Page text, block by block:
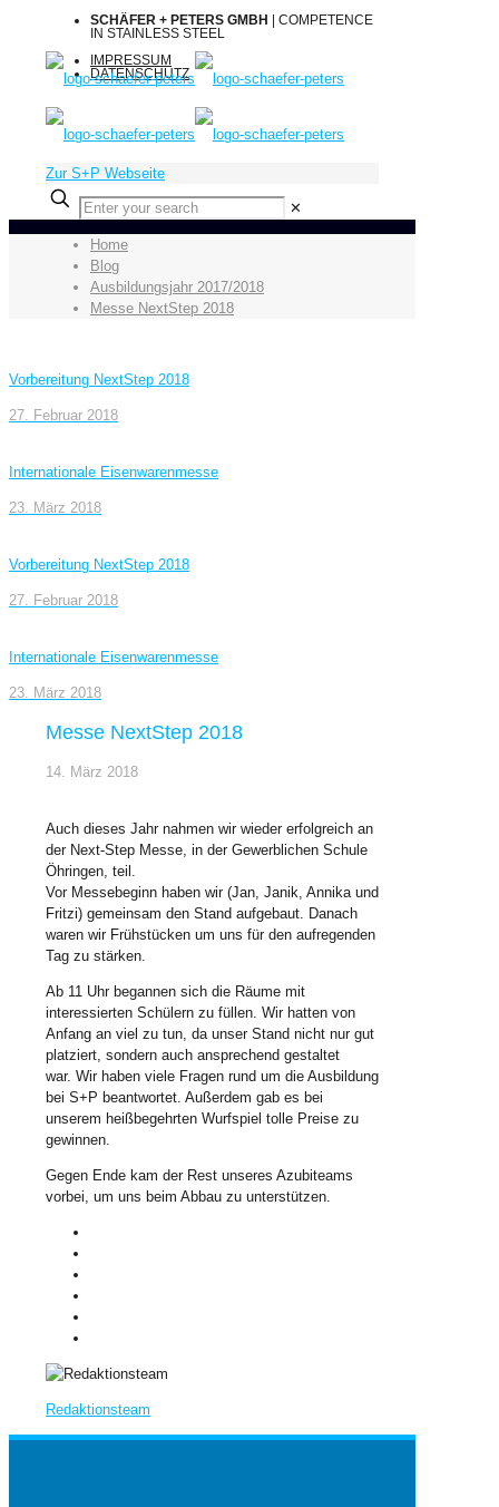
SCHÄFER + PETERS GMBH
| COMPETENCE
IN STAINLESS STEEL
IMPRESSUM
DATENSCHUTZ
Zur S+P Webseite
✕
Home
Blog
Ausbildungsjahr 2017/2018
Messe NextStep 2018
Vorbereitung NextStep 2018
27. Februar 2018
Internationale Eisenwarenmesse
23. März 2018
Vorbereitung NextStep 2018
27. Februar 2018
Internationale Eisenwarenmesse
23. März 2018
Messe NextStep 2018
14. März 2018
Auch dieses Jahr nahmen wir wieder erfolgreich an
der Next-Step Messe, in der Gewerblichen Schule
Öhringen, teil.
Vor Messebeginn haben wir (Jan, Janik, Annika und
Fritzi) gemeinsam den Stand aufgebaut. Danach
waren wir Frühstücken um uns für den aufregenden
Tag zu stärken.
Ab 11 Uhr begannen sich die Räume mit
interessierten Schülern zu füllen. Wir hatten von
Anfang an viel zu tun, da unser Stand nicht nur gut
platziert, sondern auch ansprechend gestaltet
war. Wir haben viele Fragen rund um die Ausbildung
bei S+P beantwortet. Außerdem gab es bei
unserem heißbegehrten Wurfspiel tolle Preise zu
gewinnen.
Gegen Ende kam der Rest unseres Azubiteams
vorbei, um uns beim Abbau zu unterstützen.
Redaktionsteam